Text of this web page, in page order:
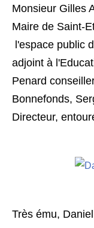
Monsieur Gilles
Maire de Saint-
l'espace public
adjoint à
Penard
Bonnefonds,
Directeur,
Très ému,